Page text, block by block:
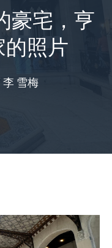
豪宅，亨
照片
李 雪梅